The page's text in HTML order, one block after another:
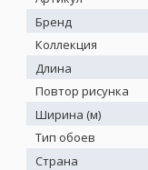
Бренд
Коллекция
Длина
Повтор рисунка
Ширина (м)
Тип обоев
Страна